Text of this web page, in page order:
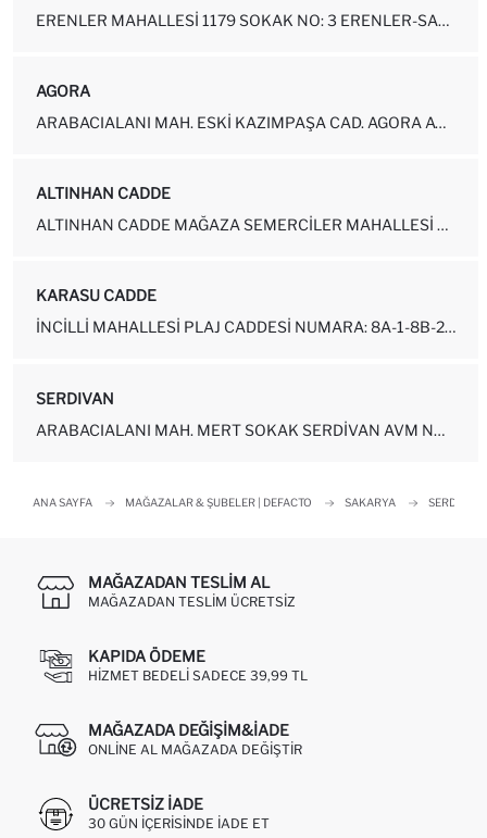
ERENLER MAHALLESI 1179 SOKAK NO: 3 ERENLER-SAKARYA
AGORA
ARABACIALANI MAH. ESKI KAZIMPAŞA CAD. AGORA AVM NO: 14-Z16-114 SERD...
ALTINHAN CADDE
ALTINHAN CADDE MAĞAZA SEMERCILER MAHALLESI ÇARK CADDESI NO: 17 ADAP...
KARASU CADDE
İNCILLI MAHALLESI PLAJ CADDESI NUMARA: 8A-1-8B-2 KARASU-SAKARYA
SERDIVAN
ARABACIALANI MAH. MERT SOKAK SERDIVAN AVM NO: 25 İÇ KAPI NO: 55 SER...
ANA SAYFA MAĞAZALAR & ŞUBELER | DEFACTO SAKARYA SERDIVAN
MAĞAZADAN TESLIM AL
MAĞAZADAN TESLIM ÜCRETSIZ
KAPIDA ÖDEME
HIZMET BEDELI SADECE 39,99 TL
MAĞAZADA DEĞIŞIM&İADE
ONLINE AL MAĞAZADA DEĞIŞTIR
ÜCRETSIZ IADE
30 GÜN IÇERISINDE IADE ET